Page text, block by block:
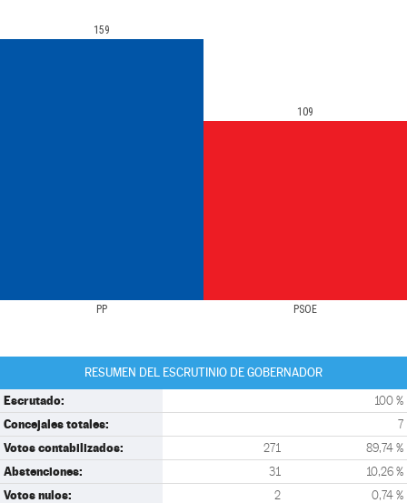
PP PSOE
159
109
RESUMEN DEL ESCRUTINIO DE GOBERNADOR
Escrutado: 100 %
Concejales totales: 7
Votos contabilizados: 271 89,74 %
Abstenciones: 31 10,26 %
Votos nulos: 2 0,74 %